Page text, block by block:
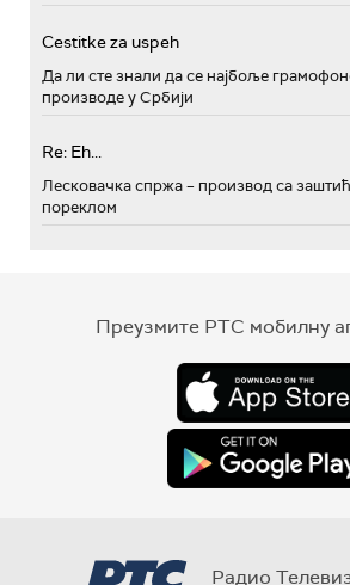
Cestitke za uspeh
Да ли сте знали да се најбоље
производе у Србији
Re: Eh...
Лесковачка спржа – производ са
пореклом
Преузмите РТС мобилну
Радио